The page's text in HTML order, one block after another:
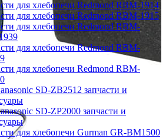
для хлебопечи Redmond RBM-1914
для хлебопечи Redmond RBM-1915
для хлебопечи Redmond RBM-
для хлебопечи Redmond RBM-
для хлебопечи Redmond RBM-
SD-ZB2512 запчасти и
SD-ZP2000 запчасти и
для хлебопечи Gurman GR-BM1500